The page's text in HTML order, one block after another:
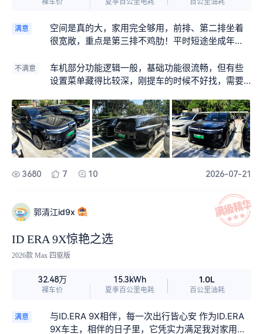
胎,只有补胎工具,经常跑偏远路段的车友需要留意;
4、内饰设计偏保守,少一些新势力那种豪华氛围
感。 能耗参考 市区通勤纯电,电耗14.5kwh左右;长
途油 电混合,亏电油耗6.3L上下,加92号油, 用车成本
可控。
满意
空间是真的大，家用完全够用，前排、第二排坐着
很宽敞，重点是第三排不鸡肋！平时短途坐成年
行李、孩子玩具、买菜物资都够用，偶尔需要拉东
西，放倒后排空间直接翻倍，实用性拉满。
不满意
车机部分功能逻辑一般，基础功能很流畅，但有些
设置菜单藏得比较深，刚提车的时候不好找，需要
航有点虚，市区续航很准，但是高速跑120码的话，
纯电续航打折比较明显，比官方标的要少一些，经
常跑高速的车友要有心理准备。
3680 7 10 2026-07-21
郭清江id9x
ID ERA 9X惊艳之选
2026款 Max 四驱版
32.48万
裸车价
15.3kWh
夏季百公里电耗
1.0L
百公里油耗
满意
与ID.ERA 9X相伴，每一次出行皆心安 作为ID.ERA
9X车主，相伴的日子里，它凭实力满足我对家用旗